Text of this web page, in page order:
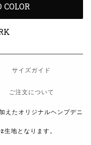
サイズガイド
ご注文について
えたオリジナルヘンプデニ
地となります。